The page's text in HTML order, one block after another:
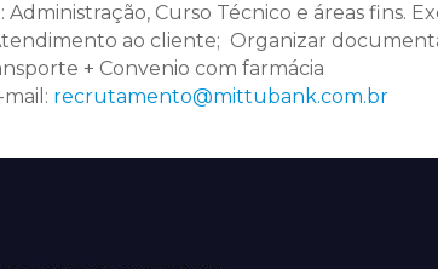
Administração, Curso Técnico e áreas fins.
ao cliente; Organizar
+ Convenio com farmácia
recrutamento@mittubank.com.br